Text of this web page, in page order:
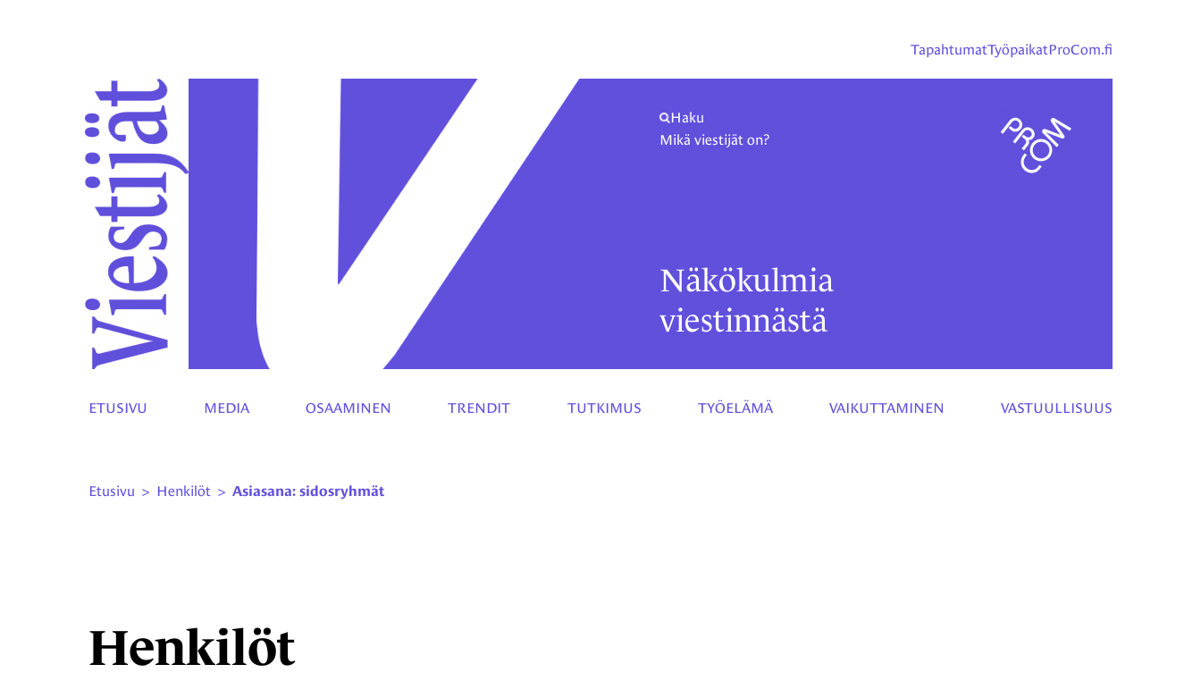
TapahtumatTyöpaikatProCom.fi
Näkökulmia
viestinnästä
Haku
Mikä viestijät on?
ETUSIVU MEDIA OSAAMINEN TRENDIT TUTKIMUS TYÖELÄMÄ VAIKUTTAMINEN VASTUULLISUUS
Etusivu > Henkilöt > Asiasana: sidosryhmät
Henkilöt